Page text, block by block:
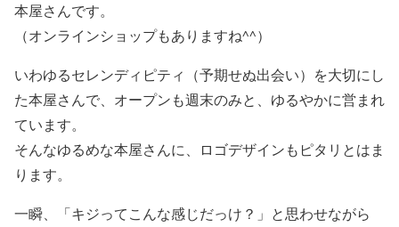
本屋さんです。
（オンラインショップもありますね^^）
いわゆるセレンディピティ（予期せぬ出会い）を大切にし
た本屋さんで、オープンも週末のみと、ゆるやかに営まれ
ています。
そんなゆるめな本屋さんに、ロゴデザインもピタリとはま
ります。
一瞬、「キジってこんな感じだっけ？」と思わせながら